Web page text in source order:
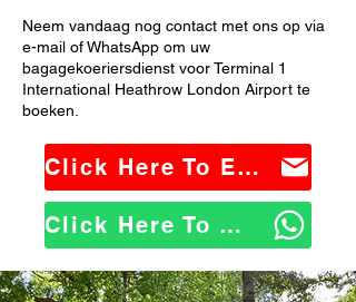
Neem vandaag nog contact met ons op via
e-mail of WhatsApp om uw
bagagekoeriersdienst voor Terminal 1
International Heathrow London Airport te
boeken.
Click Here To Email Us
Click Here To WhatsApp Us